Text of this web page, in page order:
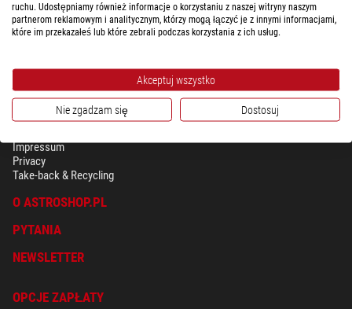
BEZPIECZEŃSTWO & OCHRONA DANYCH OSOBISTYCH
Impressum
Privacy
Take-back & Recycling
O ASTROSHOP.PL
PYTANIA
NEWSLETTER
OPCJE ZAPŁATY
ruchu. Udostępniamy również informacje o korzystaniu z naszej witryny naszym
partnerom reklamowym i analitycznym, którzy mogą łączyć je z innymi informacjami,
które im przekazałeś lub które zebrali podczas korzystania z ich usług.
Akceptuj wszystko
Nie zgadzam się Dostosuj